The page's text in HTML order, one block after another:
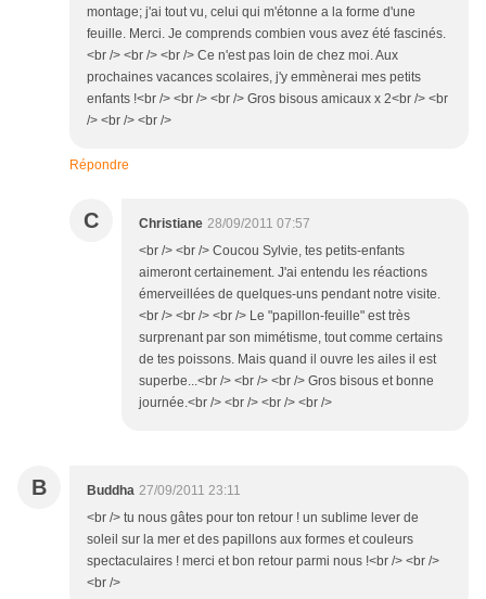
montage; j'ai tout vu, celui qui m'étonne a la forme d'une
feuille. Merci. Je comprends combien vous avez été fascinés.
<br /> <br /> <br /> Ce n'est pas loin de chez moi. Aux
prochaines vacances scolaires, j'y emmènerai mes petits
enfants !<br /> <br /> <br /> Gros bisous amicaux x 2<br /> <br
/> <br /> <br />
Répondre
C Christiane 28/09/2011 07:57
<br /> <br /> Coucou Sylvie, tes petits-enfants
aimeront certainement. J'ai entendu les réactions
émerveillées de quelques-uns pendant notre visite.
<br /> <br /> <br /> Le "papillon-feuille" est très
surprenant par son mimétisme, tout comme certains
de tes poissons. Mais quand il ouvre les ailes il est
superbe...<br /> <br /> <br /> Gros bisous et bonne
journée.<br /> <br /> <br /> <br />
B Buddha 27/09/2011 23:11
<br /> tu nous gâtes pour ton retour ! un sublime lever de
soleil sur la mer et des papillons aux formes et couleurs
spectaculaires ! merci et bon retour parmi nous !<br /> <br />
<br />